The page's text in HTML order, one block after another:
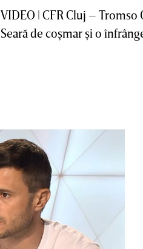
VIDEO | CFR Cluj – Tromso
Seară de coşmar şi o